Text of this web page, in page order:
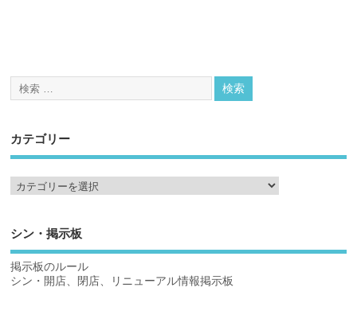
カテゴリー
シン・掲示板
掲示板のルール
シン・開店、閉店、リニューアル情報掲示板